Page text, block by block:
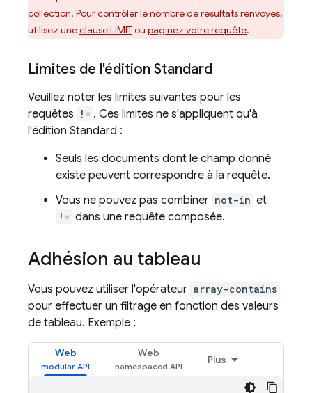
collection. Pour contrôler le nombre de résultats renvoyés,
utilisez uneclause LIMITou paginez votre requête.
Limites de l'édition Standard
Veuillez noter les limites suivantes pour les
requêtes
!= . Ces limites ne s'appliquent qu'à
l'édition Standard :
Seuls les documents dont le champ donné
existe peuvent correspondre à la requête.
Vous ne pouvez pas combiner not-in et
!= dans une requête composée.
Adhésion au tableau
Vous pouvez utiliser l'opérateur array-contains
pour effectuer un filtrage en fonction des valeurs
de tableau. Exemple :
Web Web
Plus